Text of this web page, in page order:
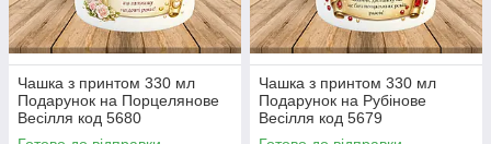
Чашка з принтом 330 мл
Подарунок на Порцелянове
Весілля код 5680
Чашка з принтом 330 мл
Подарунок на Рубінове
Весілля код 5679